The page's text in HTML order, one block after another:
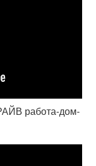
работа-дом-